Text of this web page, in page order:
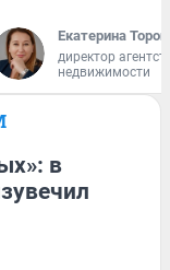
Екатерина
директор
недвижимости
в